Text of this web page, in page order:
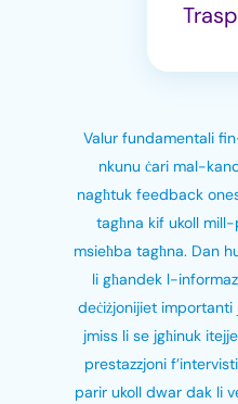
Valur fundamentali
nkunu ċari mal-
nagħtuk feedback
tagħna kif ukoll
msieħba tagħna. Dan
li għandek l-
deċiżjonijiet
jmiss li se jgħinuk
prestazzjoni
parir ukoll dwar dak li